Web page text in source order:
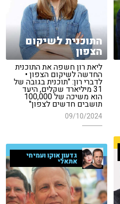
התוכנית לשיקום
הצפון
ליאת רון חשפה את התוכנית
החדשה לשיקום הצפון •
לדברי רון: "תוכנית בגובה של
31 מיליארד שקלים, היעד
הוא משיכה של 100,000
תושבים חדשים לצפון"
09/10/2024
גדעון אוקו ועמיחי
אתאלי